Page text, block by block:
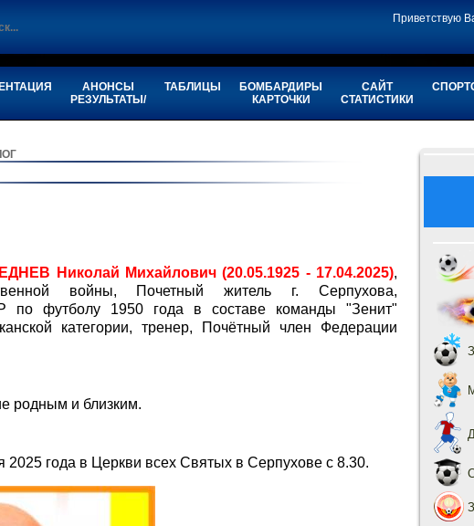
Приветствую
АНОНСЫ
РЕЗУЛЬТАТЫ/
ТАБЛИЦЫ
БОМБАРДИРЫ
КАРТОЧКИ
САЙТ
СТАТИСТИКИ
Николай Михайлович (20.05.1925 - 17.04.2025),
войны, Почетный житель г. Серпухова,
по футболу 1950 года в составе команды "Зенит"
категории, тренер, Почётный член Федерации
родным и близким.
2025 года в Церкви всех Святых в Серпухове с 8.30.